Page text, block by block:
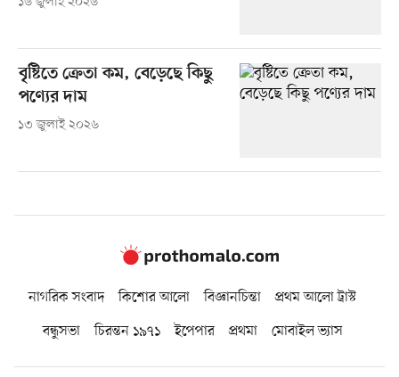
বৃষ্টিতে ক্রেতা কম, বেড়েছে কিছু
পণ্যের দাম
১৩ জুলাই ২০২৬
নাগরিক সংবাদ কিশোর আলো বিজ্ঞানচিন্তা
প্রথম আলো ট্রাস্ট
বন্ধুসভা
চিরন্তন ১৯৭১ ইপেপার প্রথমা মোবাইল ভ্যাস